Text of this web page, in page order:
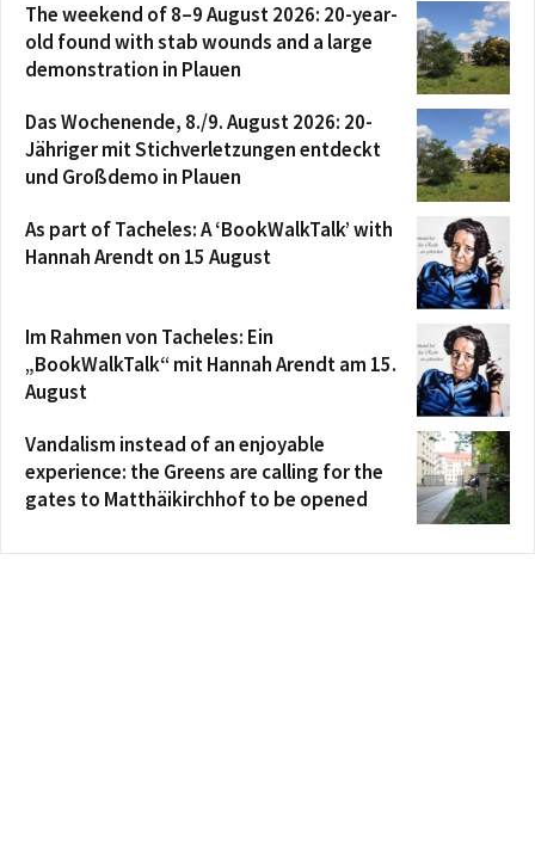
The weekend of 8–9 August 2026: 20-year-
old found with stab wounds and a large
demonstration in Plauen
Das Wochenende, 8./9. August 2026: 20-
Jähriger mit Stichverletzungen entdeckt
und Großdemo in Plauen
As part of Tacheles: A ‘BookWalkTalk’ with
Hannah Arendt on 15 August
Im Rahmen von Tacheles: Ein
„BookWalkTalk“ mit Hannah Arendt am 15.
August
Vandalism instead of an enjoyable
experience: the Greens are calling for the
gates to Matthäikirchhof to be opened